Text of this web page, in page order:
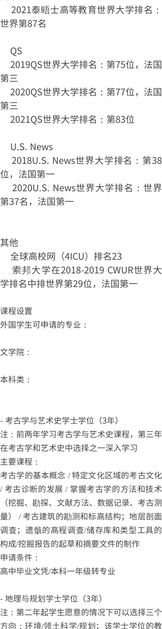
2021泰晤士高等教育世界大学排名：
世界第87名
QS
2019QS世界大学排名：第75位，法国
第三
2020QS世界大学排名：第77位，法国
第三
2021QS世界大学排名：第83位
U.S. News
2018U.S. News世界大学排名：第38
位，法国第一
2020U.S. News世界大学排名：世界
第37名，法国第一
其他
全球高校网（4ICU）排名23
索邦大学在2018-2019 CWUR世界大
学排名中排世界第29位，法国第一
课程设置
外国学生可申请的专业：
文学院：
本科类：
- 考古学与艺术史学士学位（3年）
注：前两年学习考古学与艺术史课程，第三年
在考古学和艺术史中选择之一深入学习
主要课程：
考古学的基本概念 / 特定文化区域的考古文化
/ 考古诊断的发展 / 掌握考古学的方法和技术
（挖掘、勘探、文献方法、数据记录、考古测
量） / 考古建筑的勘测和标高结构；地层剖面
调查；遗骸的高程调查/储存库和类型工具的
构成/挖掘报告的起草和摘要文件的制作
申请条件：
高中毕业文凭/本科一年级转专业
- 地理与规划学士学位（3年）
注：第二年起学生愿意的情况下可以选择三个
方向：环境/领土科学/规划；该学士学位的教